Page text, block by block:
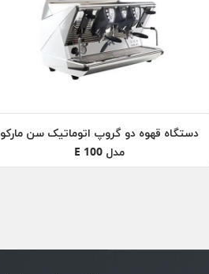
دستگاه قهوه دو گروپ اتوماتیک سن مارکو
مدل 100 E